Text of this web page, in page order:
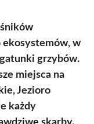
w
grzybów.
miejsca na
Jezioro
każdy